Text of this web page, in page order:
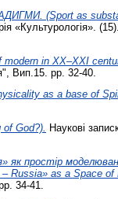
(Sport as
«Культурологія».
in XX–XXI
Вип.15. pp. 32-40.
as a base of
God?). Наукові
як простір
– Russia» as a Space of
34-41.